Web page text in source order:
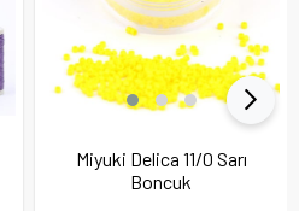
Miyuki Delica 11/0 Sarı
Boncuk